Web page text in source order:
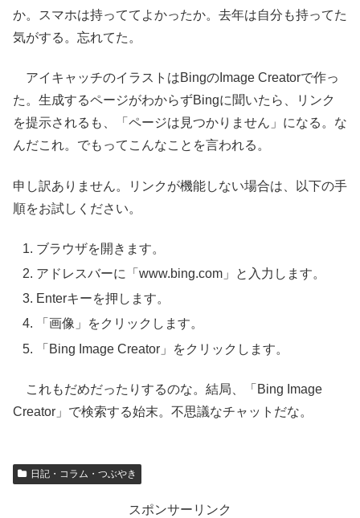
か。スマホは持っててよかったか。去年は自分も持ってた
気がする。忘れてた。
アイキャッチのイラストはBingのImage Creatorで作っ
た。生成するページがわからずBingに聞いたら、リンク
を提示されるも、「ページは見つかりません」になる。な
んだこれ。でもってこんなことを言われる。
申し訳ありません。リンクが機能しない場合は、以下の手
順をお試しください。
ブラウザを開きます。
アドレスバーに「www.bing.com」と入力します。
Enterキーを押します。
「画像」をクリックします。
「Bing Image Creator」をクリックします。
これもだめだったりするのな。結局、「Bing Image
Creator」で検索する始末。不思議なチャットだな。
日記・コラム・つぶやき
スポンサーリンク